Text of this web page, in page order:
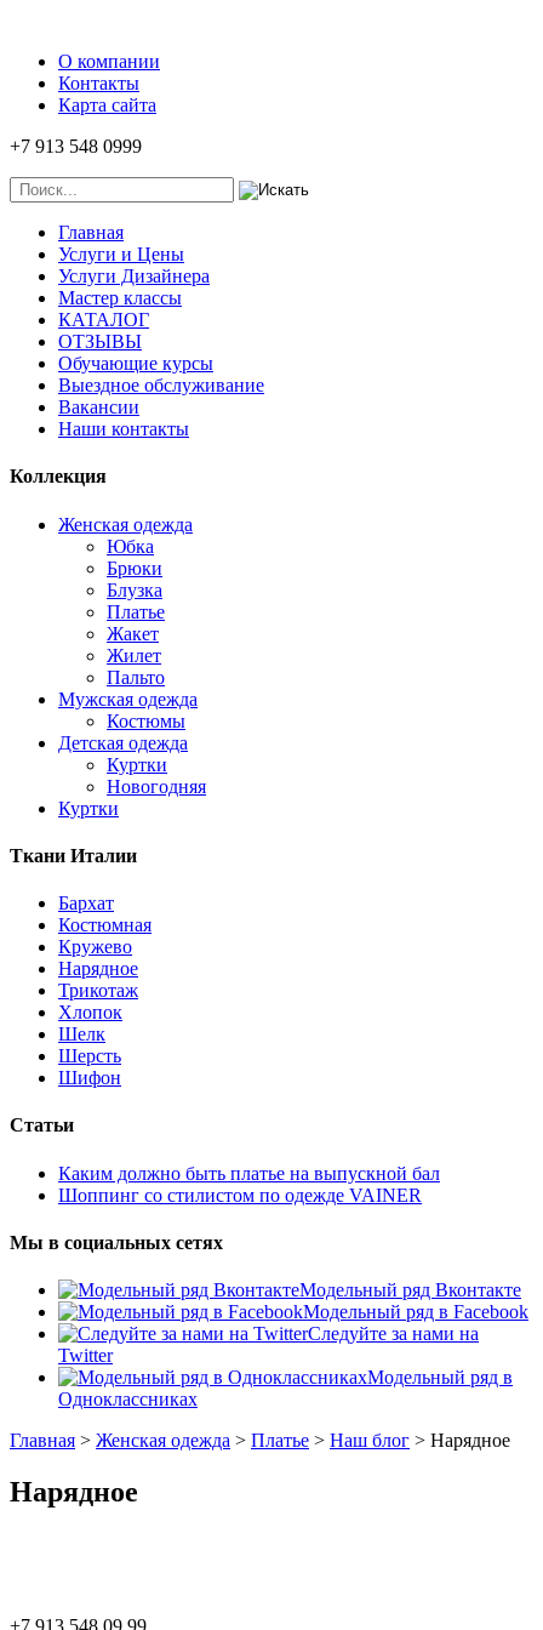
О компании
Контакты
Карта сайта
+7 913 548 0999
Главная
Услуги и Цены
Услуги Дизайнера
Мастер классы
КАТАЛОГ
ОТЗЫВЫ
Обучающие курсы
Выездное обслуживание
Вакансии
Наши контакты
Коллекция
Женская одежда
Юбка
Брюки
Блузка
Платье
Жакет
Жилет
Пальто
Мужская одежда
Костюмы
Детская одежда
Куртки
Новогодняя
Куртки
Ткани Италии
Бархат
Костюмная
Кружево
Нарядное
Трикотаж
Хлопок
Шелк
Шерсть
Шифон
Статьи
Каким должно быть платье на выпускной бал
Шоппинг со стилистом по одежде VAINER
Мы в социальных сетях
Модельный ряд Вконтакте
Модельный ряд в Facebook
Следуйте за нами на
Twitter
Модельный ряд в
Одноклассниках
Главная > Женская одежда > Платье > Наш блог > Нарядное
Нарядное
+7 913 548 09 99